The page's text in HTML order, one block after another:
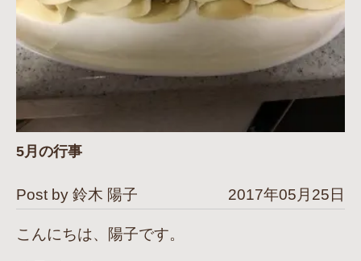
5月の行事
Post by 鈴木 陽子 2017年05月25日
こんにちは、陽子です。